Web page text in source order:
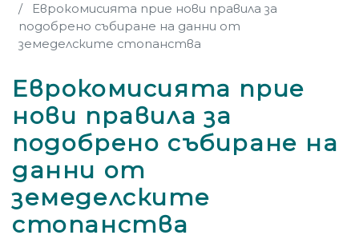
Еврокомисията прие нови правила за
подобрено събиране на данни от
земеделските стопанства
Еврокомисията прие
нови правила за
подобрено събиране на
данни от
земеделските
стопанства